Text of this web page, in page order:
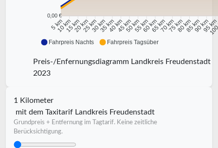
0,00 €
5 km
10 km15 km20 km25 km30 km35 km40 km45 km50 km55 km60 km65 km70 km75 km80 km85 km90 km95 km
Fahrpreis Nachts Fahrpreis Tagsüber
Preis-/Enfernungsdiagramm Landkreis Freudenstadt
2023
1 Kilometer
mit dem Taxitarif Landkreis Freudenstadt
Grundpreis + Entfernung im Tagtarif. Keine zeitliche
Berücksichtigung.